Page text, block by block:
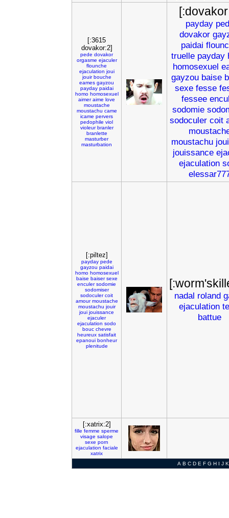
[:3615
dovakor:2]
pede dovakor
orgasme ejaculer
flounche
ejaculation joui
jouir bouche
eames gayzou
payday paidai
homo homosexuel
aimer aime love
moustache
moustachu came
icame pervers
pedophile viol
violeur branler
branlette
masturber
masturbation
payday
dovakor
paidai
truelle payday
homosexuel
gayzou baise
sexe fesse
fessee
sodomie
sodoculer coit
moustachu
jouissance
ejaculation
[:piltez]
payday pede
gayzou paidai
homo homosexuel
baise baiser sexe
enculer sodomie
sodomiser
sodoculer coit
amour moustache
moustachu jouir
joui jouissance
ejaculer
ejaculation sodo
bouc chevre
heureux satisfait
epanoui bonheur
plenitude
nadal roland
ejaculation
battue
[:xatrix:2]
fille femme sperme
visage salope
sexe porn
ejaculation faciale
xatrix
A B C D E F G H I J K